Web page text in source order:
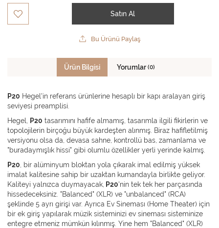
Satın Al
Bu Ürünü Paylaş
Ürün Bilgisi Yorumlar (0)
P20 Hegel'in referans ürünlerine hesaplı bir kapı aralayan giriş
seviyesi preamplisi.
Hegel, P20 tasarımını hafife almamış, tasarımla ilgili fikirlerin ve
topolojilerin birçoğu büyük kardeşten alınmış. Biraz hafifletilmiş
versiyonu olsa da, devasa sahne, kontrollü bas, zamanlama ve
"buradaymışlık hissi" gibi olumlu özellikler yerli yerinde kalmış.
P20 , bir alüminyum bloktan yola çıkarak imal edilmiş yüksek
imalat kalitesine sahip bir uzaktan kumandayla birlikte geliyor.
Kaliteyi yalnızca duymayacak, P20'nin tek tek her parçasında
hissedeceksiniz. "Balanced" (XLR) ve "unbalanced" (RCA)
şeklinde 5 ayrı girişi var. Ayrıca Ev Sineması (Home Theater) için
bir ek giriş yapılarak müzik sisteminizi ev sineması sisteminize
entegre etmeniz mümkün kılınmış. Yine hem "Balanced" (XLR)